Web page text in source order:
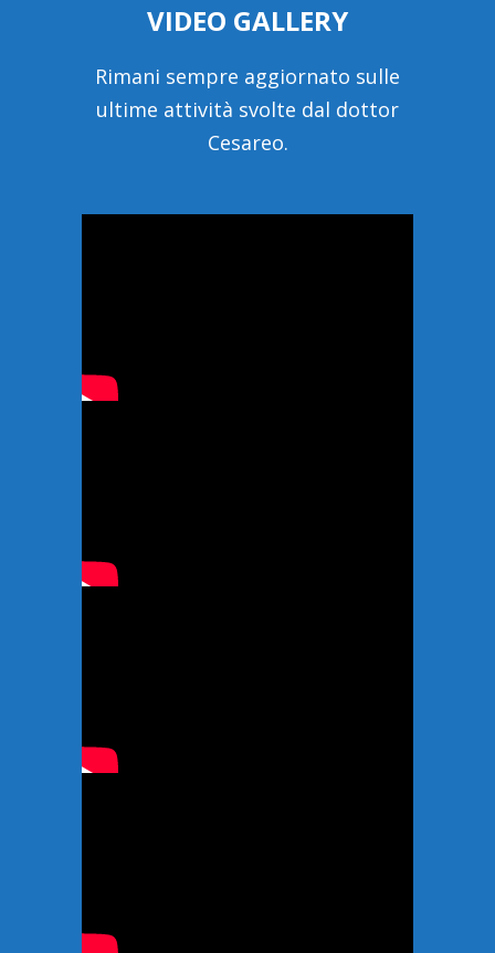
VIDEO GALLERY
Rimani sempre aggiornato sulle
ultime attività svolte dal dottor
Cesareo.